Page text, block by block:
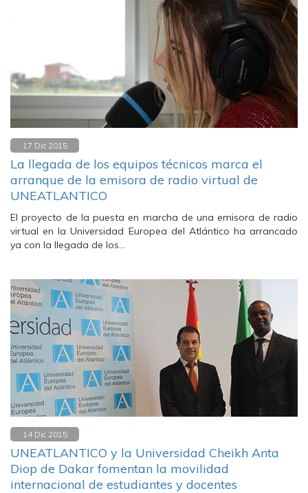
17 Dic 2015
La llegada de los equipos técnicos marca el
arranque de la emisora de radio virtual de
UNEATLANTICO
El proyecto de la puesta en marcha de una emisora de radio
virtual en la Universidad Europea del Atlántico ha arrancado
ya con la llegada de los…
14 Dic 2015
UNEATLANTICO y la Universidad Cheikh Anta
Diop de Dakar fomentan la movilidad
internacional de estudiantes y docentes